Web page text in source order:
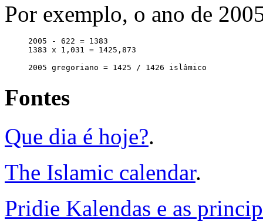
Por exemplo, o ano de
     2005 - 622 = 1383
     1383 x 1,031 = 1425,873
Fontes
Que dia é hoje?.
The Islamic calendar.
Pridie Kalendas e as